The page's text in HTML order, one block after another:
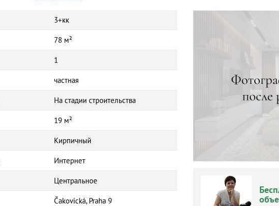
3+кк
78 м²
1
частная
На стадии строительства
19 м²
Кирпичный
Интернет
Центральное
Čakovická, Praha 9